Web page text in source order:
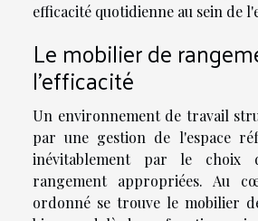
efficacité quotidienne au sein de
Le mobilier de
l'efficacité
Un environnement de travail
par une gestion de l'espace
inévitablement par le choix
rangement appropriées. Au
ordonné se trouve le mobilier